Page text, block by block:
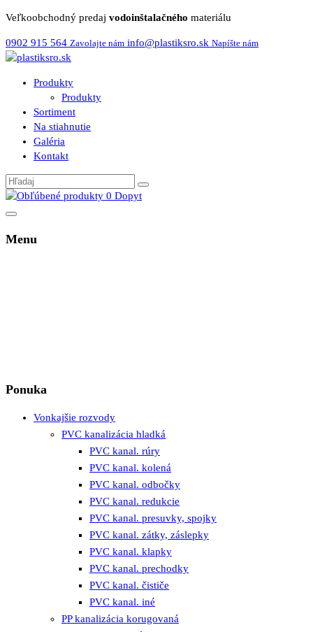
Veľkoobchodný predaj vodoinštalačného materiálu
0902 915 564 Zavolajte nám info@plastiksro.sk Napíšte nám
Produkty
Produkty
Sortiment
Na stiahnutie
Galéria
Kontakt
0 Dopyt
Menu
Ponuka
Vonkajšie rozvody
PVC kanalizácia hladká
PVC kanal. rúry
PVC kanal. kolená
PVC kanal. odbočky
PVC kanal. redukcie
PVC kanal. presuvky, spojky
PVC kanal. zátky, záslepky
PVC kanal. klapky
PVC kanal. prechodky
PVC kanal. čističe
PVC kanal. iné
PP kanalizácia korugovaná